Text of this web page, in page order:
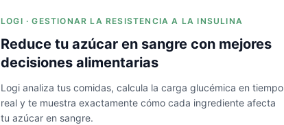
LOGI · GESTIONAR LA RESISTENCIA A LA INSULINA
Reduce tu azúcar en sangre con mejores
decisiones alimentarias
Logi analiza tus comidas, calcula la carga glucémica en tiempo
real y te muestra exactamente cómo cada ingrediente afecta
tu azúcar en sangre.